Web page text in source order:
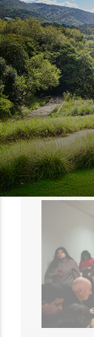
1400
fuertes
EL